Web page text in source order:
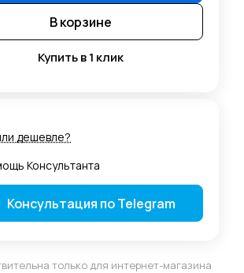
В корзине
Купить в 1 клик
дешевле?
Консультанта
Консультация по Telegram
только для интернет-магазина